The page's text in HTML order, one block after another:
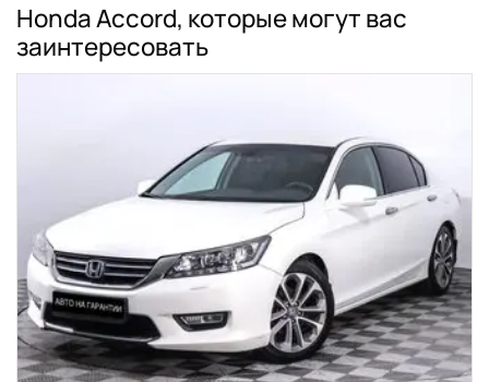
Honda Accord, которые могут вас
заинтересовать